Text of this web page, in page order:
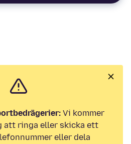
Vi kommer
att ringa eller skicka ett
eller dela